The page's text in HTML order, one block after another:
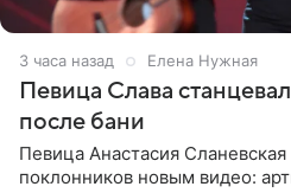
3 часа назад Елена Нужная
Певица Слава
после бани
Певица Анастасия
поклонников новым видео: